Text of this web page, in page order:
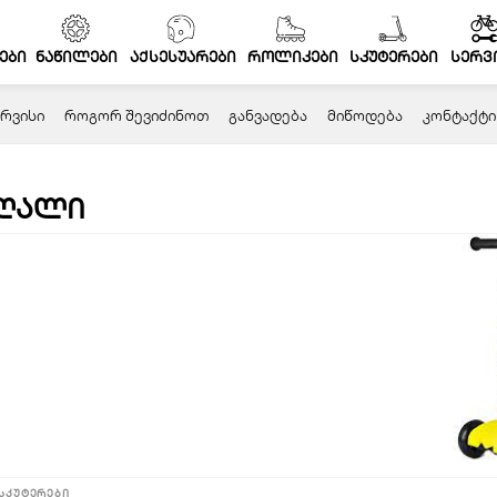
ნაწილები აქსესუარები როლიკები სკუტერები
ᲠᲝᲒᲝᲠ ᲨᲔᲕᲘᲫᲘᲜᲝᲗ ᲒᲐᲜᲕᲐᲓᲔᲑᲐ ᲛᲘᲬᲝᲓᲔᲑᲐ ᲙᲝᲜᲢᲐᲥᲢᲘ
სკუტერები